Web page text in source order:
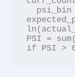
PSI =
if PSI >